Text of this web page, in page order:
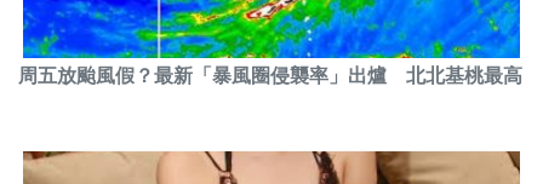
周五放颱風假？最新「暴風圈侵襲率」出爐 北北基桃最高